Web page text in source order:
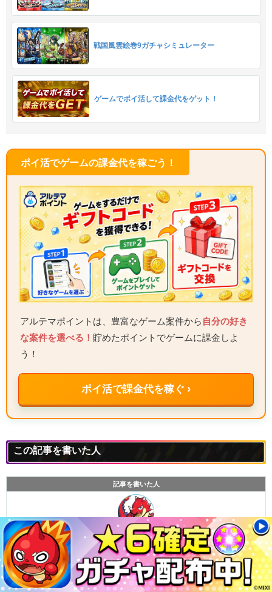
戦国風雲絵巻9ガチャシミュレーター
ゲームでポイ活して課金代をゲット！
ポイ活でゲームの課金代を稼ごう！
アルテマポイントは、豊富なゲーム案件から 自分の好き
な案件を選べる！ 貯めたポイントでゲームに課金しよ
う！
ポイ活で課金代を稼ぐ ›
この記事を書いた人
記事を書いた人
モンスト攻略班
運極数 1,000体以上
プレイ日数 3,200日超え
攻略班プロフ ▶攻略班紹介ページはこちら